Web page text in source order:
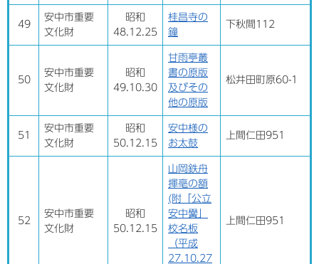
49
安中市重要
文化財
昭和
48.12.25
桂昌寺の
鐘
下秋間112
50
安中市重要
文化財
昭和
49.10.30
甘雨亭叢
書の原版
及びその
他の原版
松井田町原60-1
51
安中市重要
文化財
昭和
50.12.15
安中様の
お太鼓
上間仁田951
52
安中市重要
文化財
昭和
50.12.15
山岡鉄舟
揮亳の額
(附「公立
安中黌」
校名板
（平成
27.10.27
上間仁田951